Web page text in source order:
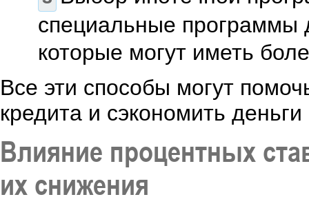
специальные программы
которые могут иметь
Все эти способы могут
кредита и сэкономить
Влияние процентных
их снижения